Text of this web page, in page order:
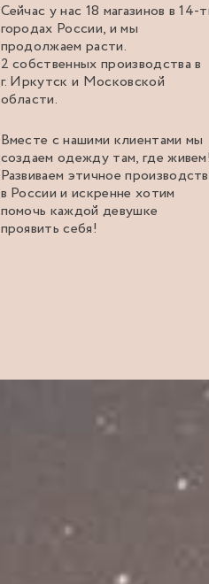
Сейчас у нас 18 магазинов в 14-
городах России, и мы
продолжаем расти.
2 собственных производства в
г. Иркутск и Московской
области.
Вместе с нашими клиентами мы
создаем одежду там, где живем!
Развиваем этичное
в России и искренне хотим
помочь каждой девушке
проявить себя!